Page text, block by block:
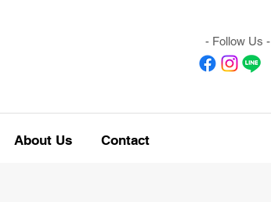
- Follow Us -
About Us Contact